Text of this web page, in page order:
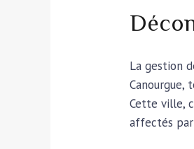
La gestion
Cette ville,
affectés par